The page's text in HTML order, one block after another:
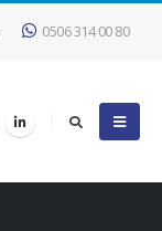
0506 314 00 80